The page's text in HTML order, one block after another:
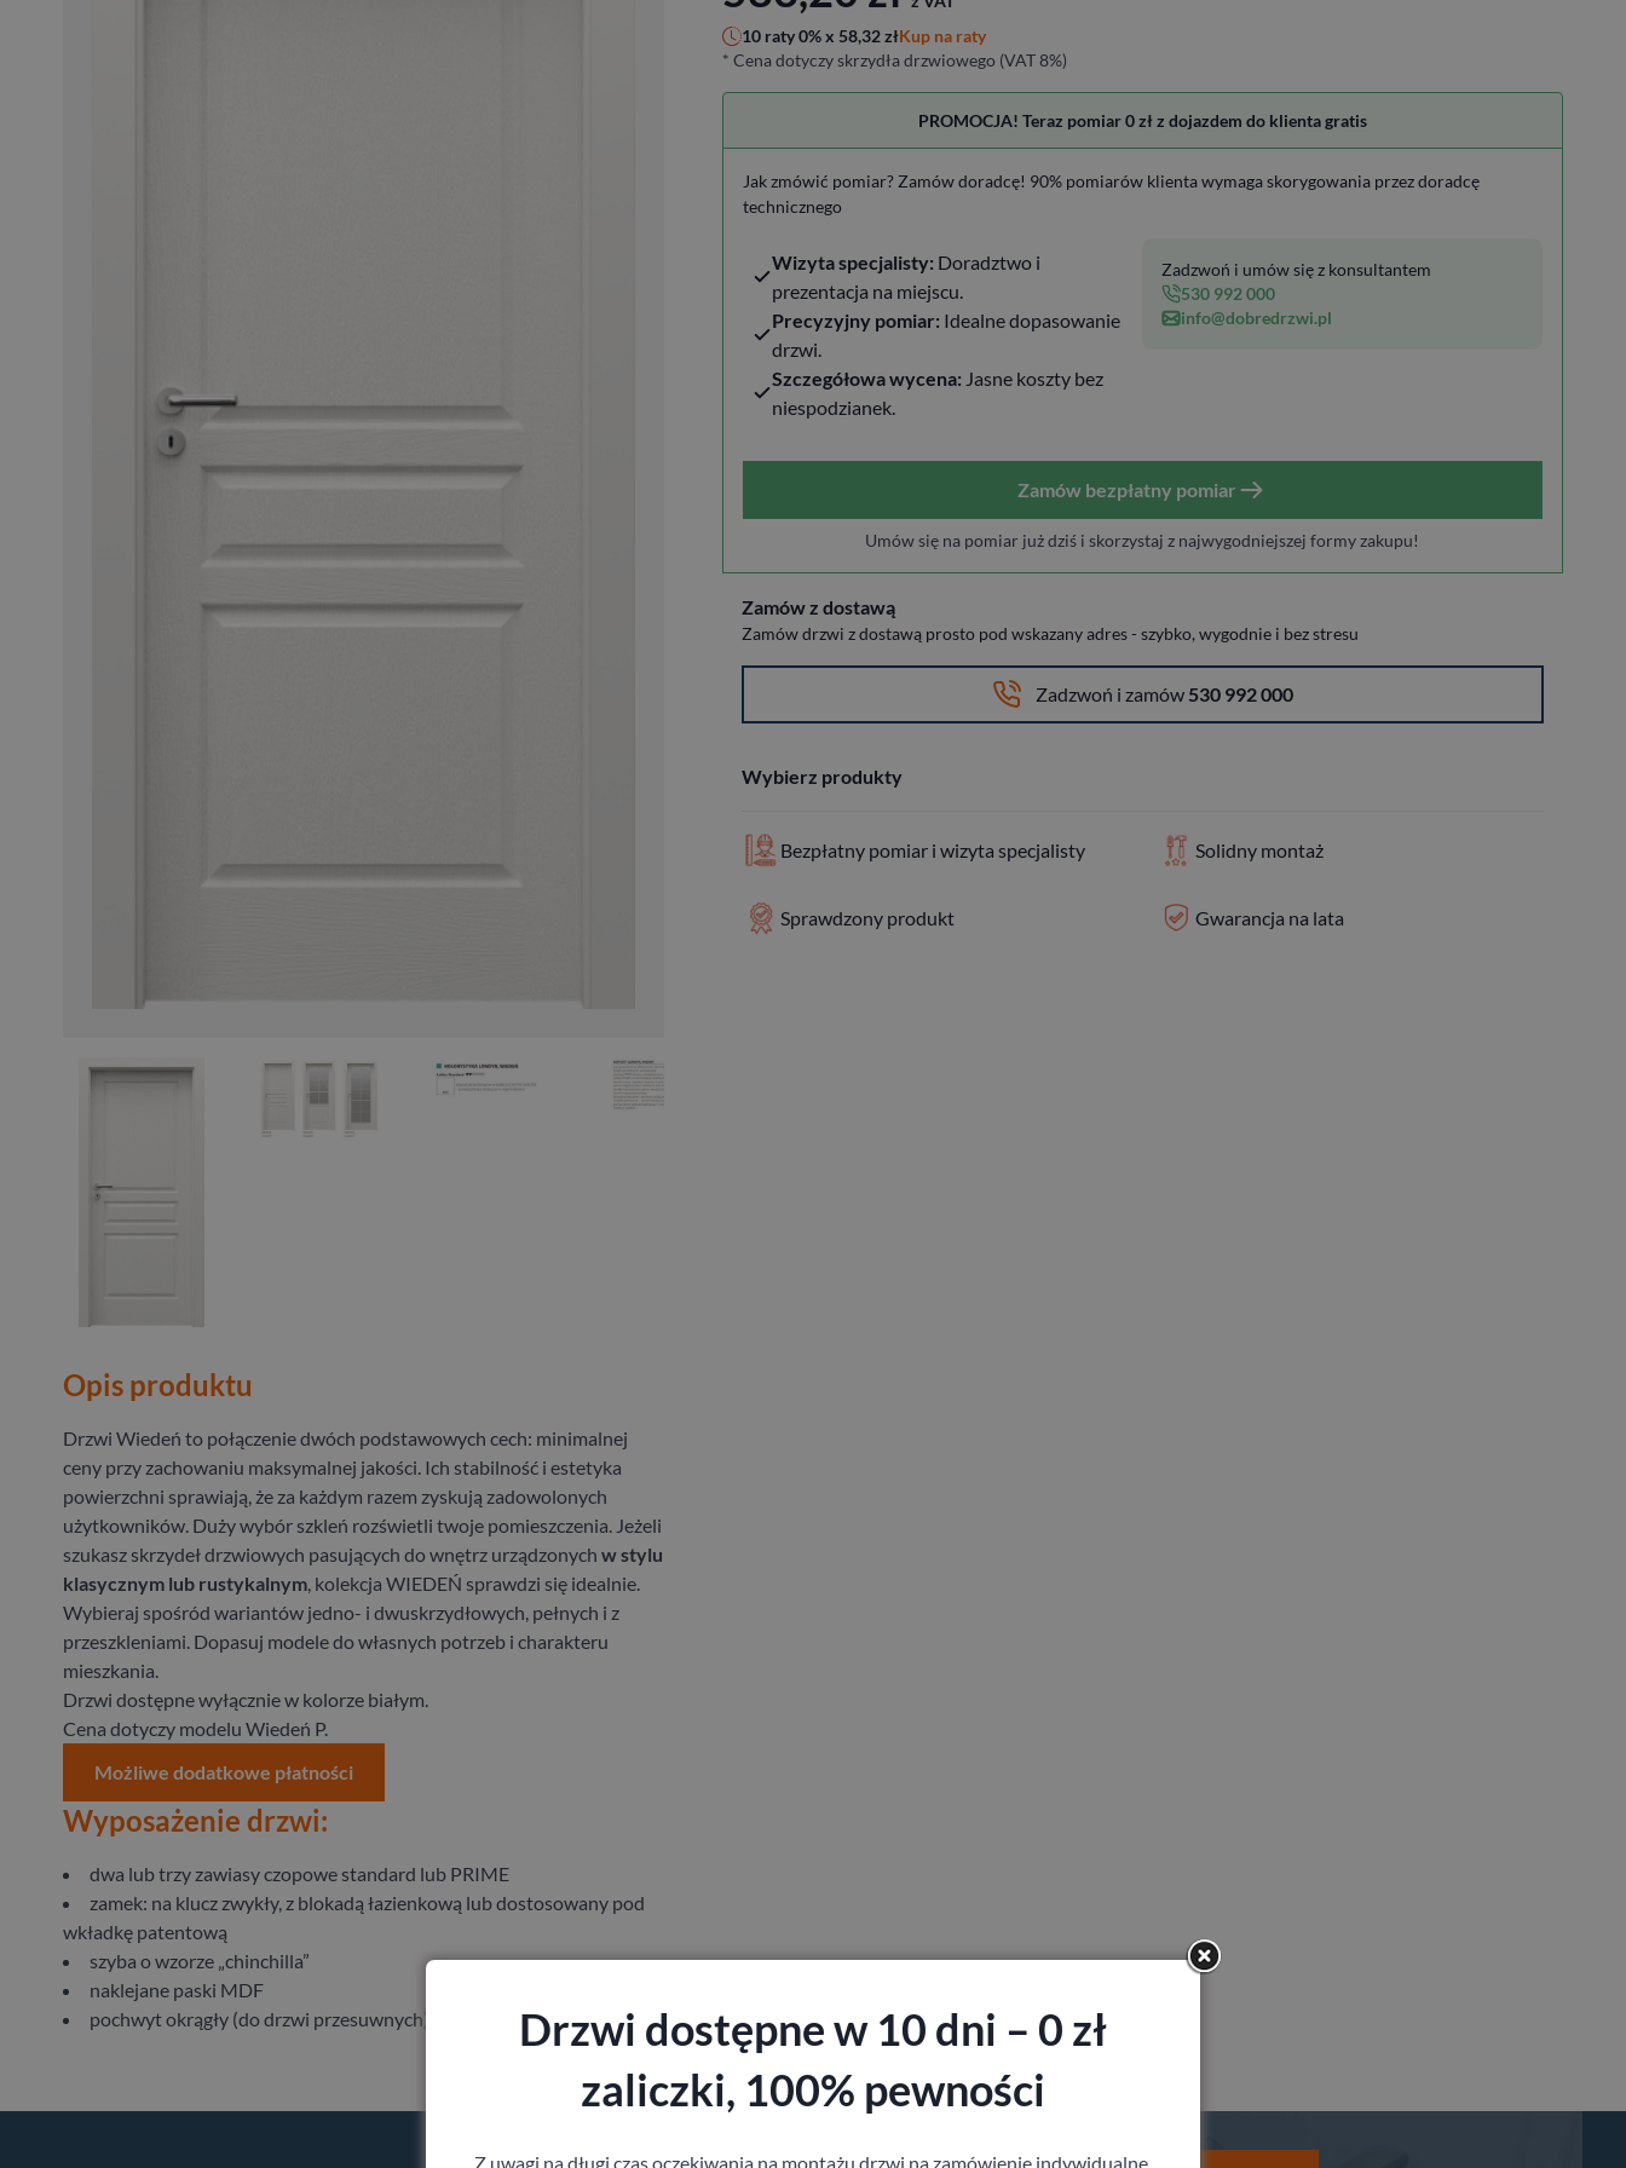
Opis produktu
Drzwi Wiedeń to połączenie dwóch podstawowych cech: minimalnej
ceny przy zachowaniu maksymalnej jakości. Ich stabilność i estetyka
powierzchni sprawiają, że za każdym razem zyskują zadowolonych
użytkowników. Duży wybór szkleń rozświetli twoje pomieszczenia. Jeżeli
szukasz skrzydeł drzwiowych pasujących do wnętrz urządzonych w stylu
klasycznym lub rustykalnym , kolekcja WIEDEŃ sprawdzi się idealnie.
Wybieraj spośród wariantów jedno- i dwuskrzydłowych, pełnych i z
przeszkleniami. Dopasuj modele do własnych potrzeb i charakteru
mieszkania.
Drzwi dostępne wyłącznie w kolorze białym.
Cena dotyczy modelu Wiedeń P.
Możliwe dodatkowe płatności
Wyposażenie drzwi:
dwa lub trzy zawiasy czopowe standard lub PRIME
zamek: na klucz zwykły, z blokadą łazienkową lub dostosowany pod
wkładkę patentową
szyba o wzorze „chinchilla”
naklejane paski MDF
pochwyt okrągły (do drzwi przesuwnych)
10 raty 0% x 58,32złKup na raty
* Cena dotyczy skrzydła drzwiowego (VAT 8%)
PROMOCJA! Teraz pomiar 0 zł z dojazdem do klienta gratis
Jak zmówić pomiar? Zamów doradcę! 90% pomiarów klienta wymaga skorygowania przez doradcę
technicznego
Wizyta specjalisty: Doradztwo i
prezentacja na miejscu.
Precyzyjny pomiar: Idealne dopasowanie
drzwi.
Szczegółowa wycena: Jasne koszty bez
niespodzianek.
Zadzwoń i umów się z konsultantem
530 992 000
info@dobredrzwi.pl
Zamów bezpłatny pomiar
Umów się na pomiar już dziś i skorzystaj z najwygodniejszej formy zakupu!
Zamów z dostawą
Zamów drzwi z dostawą prosto pod wskazany adres - szybko, wygodnie i bez stresu
Zadzwoń i zamów 530 992 000
Wybierz produkty
Bezpłatny pomiar i wizyta specjalisty Solidny montaż
Sprawdzony produkt Gwarancja na lata
Drzwi dostępne w 10 dni – 0 zł
zaliczki, 100% pewności
Z uwagi na długi czas oczekiwania na montażu drzwi na zamówienie indywidualne,